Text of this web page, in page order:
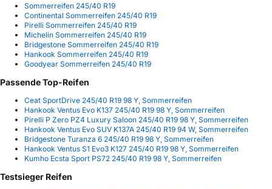
Sommerreifen 245/40 R19
Continental Sommerreifen 245/40 R19
Pirelli Sommerreifen 245/40 R19
Michelin Sommerreifen 245/40 R19
Bridgestone Sommerreifen 245/40 R19
Hankook Sommerreifen 245/40 R19
Goodyear Sommerreifen 245/40 R19
Passende Top-Reifen
Ceat SportDrive 245/40 R19 98 Y, Sommerreifen
Hankook Ventus Evo K137 245/40 R19 98 Y, Sommerreifen
Pirelli P Zero PZ4 Luxury Saloon 245/40 R19 98 Y, Sommerreifen
Hankook Ventus Evo SUV K137A 245/40 R19 94 W, Sommerreifen
Bridgestone Turanza 6 245/40 R19 98 Y, Sommerreifen
Hankook Ventus S1 Evo3 K127 245/40 R19 98 Y, Sommerreifen
Kumho Ecsta Sport PS72 245/40 R19 98 Y, Sommerreifen
Testsieger Reifen